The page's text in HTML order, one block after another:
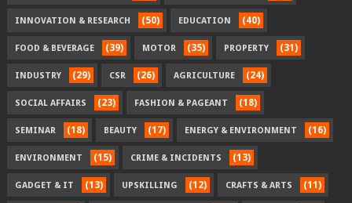
INNOVATION & RESEARCH (50) EDUCATION (40)
FOOD & BEVERAGE (39) MOTOR (35) PROPERTY (31)
INDUSTRY (29) CSR (26) AGRICULTURE (24)
SOCIAL AFFAIRS (23) FASHION & PAGEANT (18)
SEMINAR (18) BEAUTY (17) ENERGY & ENVIRONMENT (16)
ENVIRONMENT (15) CRIME & INCIDENTS (13)
GADGET & IT (13) UPSKILLING (12) CRAFTS & ARTS (11)